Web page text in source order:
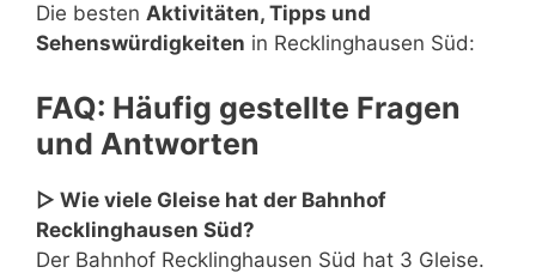
Die besten Aktivitäten, Tipps und
Sehenswürdigkeiten in Recklinghausen Süd:
FAQ: Häufig gestellte Fragen
und Antworten
▷ Wie viele Gleise hat der Bahnhof
Recklinghausen Süd?
Der Bahnhof Recklinghausen Süd hat 3 Gleise.